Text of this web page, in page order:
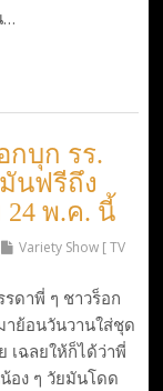
…
กบุก รร.
นฟรีถึง
24 พ.ค. นี้
Variety Show [ TV
ดาพี่ ๆ ชาวร็อก
าย้อนวันวานใส่ชุด
เฉลยให้ก็ได้ว่าพี่
อง ๆ วัยมันโดด